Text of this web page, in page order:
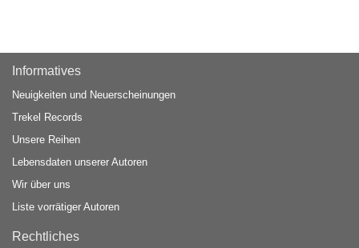
Informatives
Neuigkeiten und Neuerscheinungen
Trekel Records
Unsere Reihen
Lebensdaten unserer Autoren
Wir über uns
Liste vorrätiger Autoren
Rechtliches